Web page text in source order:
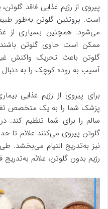
پیروی از رژیم غذایی فاقد
است. پروتئین گلوتن به‌طور
می‌شود. همچنین بسیاری از
ممکن است حاوی گلوتن
گلوتن باعث تحریک واکنش
آسیب به روده کوچک را به دنبال
برای پیروی از رژیم غذایی
پزشک شما را به یک متخصص
سالم را برای شما تنظیم کند.
گلوتن پیروی می‌کنند علائم تا
نیز به‌تدریج التیام می‌بخشد.
رژیم بدون گلوتن، علائم